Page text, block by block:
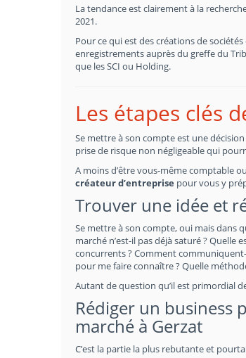
La tendance est clairement à la
2021.
Pour ce qui est des créations de
enregistrements auprès du greffe du
que les SCI ou Holding.
Les étapes clés
Se mettre à son compte est une
prise de risque non négligeable qui
A moins d’être vous-même comptable
créateur d’entreprise pour vous y
Trouver une idée et
Se mettre à son compte, oui mais dans
marché n’est-il pas déjà saturé ? Quelle
concurrents ? Comment
pour me faire connaître ? Quelle
Autant de question qu’il est primordial
Rédiger un business
marché à Gerzat
C’est la partie la plus rebutante et